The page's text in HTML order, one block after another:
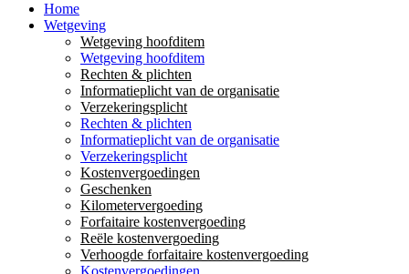
Home
Wetgeving
Wetgeving hoofditem
Wetgeving hoofditem
Rechten & plichten
Informatieplicht van de organisatie
Verzekeringsplicht
Rechten & plichten
Informatieplicht van de organisatie
Verzekeringsplicht
Kostenvergoedingen
Geschenken
Kilometervergoeding
Forfaitaire kostenvergoeding
Reële kostenvergoeding
Verhoogde forfaitaire kostenvergoeding
Kostenvergoedingen